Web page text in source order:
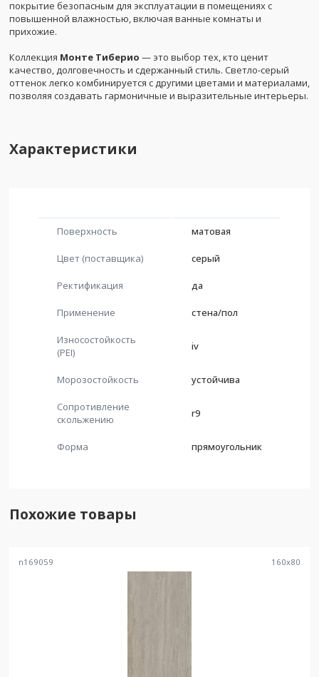
покрытие безопасным для эксплуатации в помещениях с
повышенной влажностью, включая ванные комнаты и
прихожие.
Коллекция Монте Тиберио — это выбор тех, кто ценит
качество, долговечность и сдержанный стиль. Светло-серый
оттенок легко комбинируется с другими цветами и материалами,
позволяя создавать гармоничные и выразительные интерьеры.
Характеристики
Поверхность матовая
Цвет (поставщика) серый
Ректификация да
Применение стена/пол
Износостойкость
(PEI)
iv
Морозостойкость устойчива
Сопротивление
скольжению
r9
Форма прямоугольник
Похожие товары
n169059 160x80